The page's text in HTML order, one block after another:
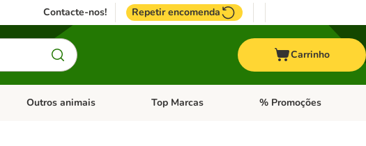
Contacte-nos! Repetir encomenda
Carrinho
Roedores
Abrir menu de categoria: Pássaros
Outros animais Abrir menu de categoria: Outros animais
Top Marcas Abrir menu de categoria:
% Promoções